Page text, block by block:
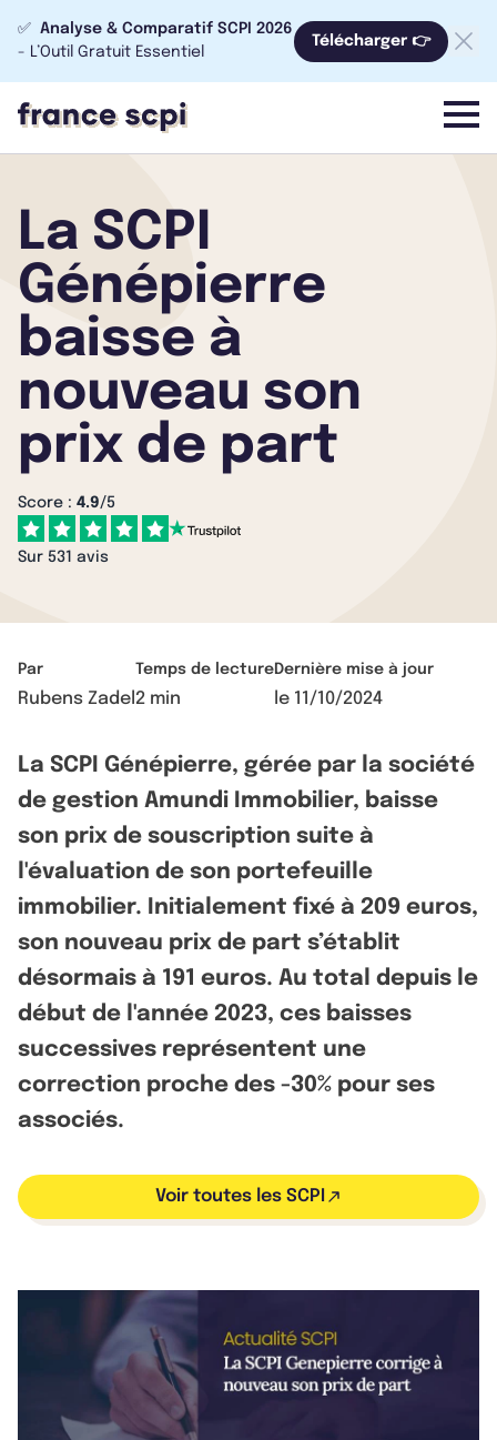
✅ Analyse & Comparatif SCPI 2026
- L’Outil Gratuit Essentiel
Télécharger 👉
menu
La SCPI
Génépierre
baisse à
nouveau son
prix de part
Score : 4.9/5
Sur 531 avis
Par
Rubens Zadel
Temps de lecture
2 min
Dernière mise à jour
le 11/10/2024
La SCPI Génépierre, gérée par la société
de gestion Amundi Immobilier, baisse
son prix de souscription suite à
l'évaluation de son portefeuille
immobilier. Initialement fixé à 209 euros,
son nouveau prix de part s’établit
désormais à 191 euros. Au total depuis le
début de l'année 2023, ces baisses
successives représentent une
correction proche des -30% pour ses
associés.
Voir toutes les SCPI